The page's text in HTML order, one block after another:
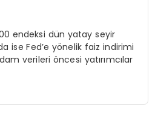
endeksi dün yatay seyir
ise Fed’e yönelik faiz indirimi
verileri öncesi yatırımcılar